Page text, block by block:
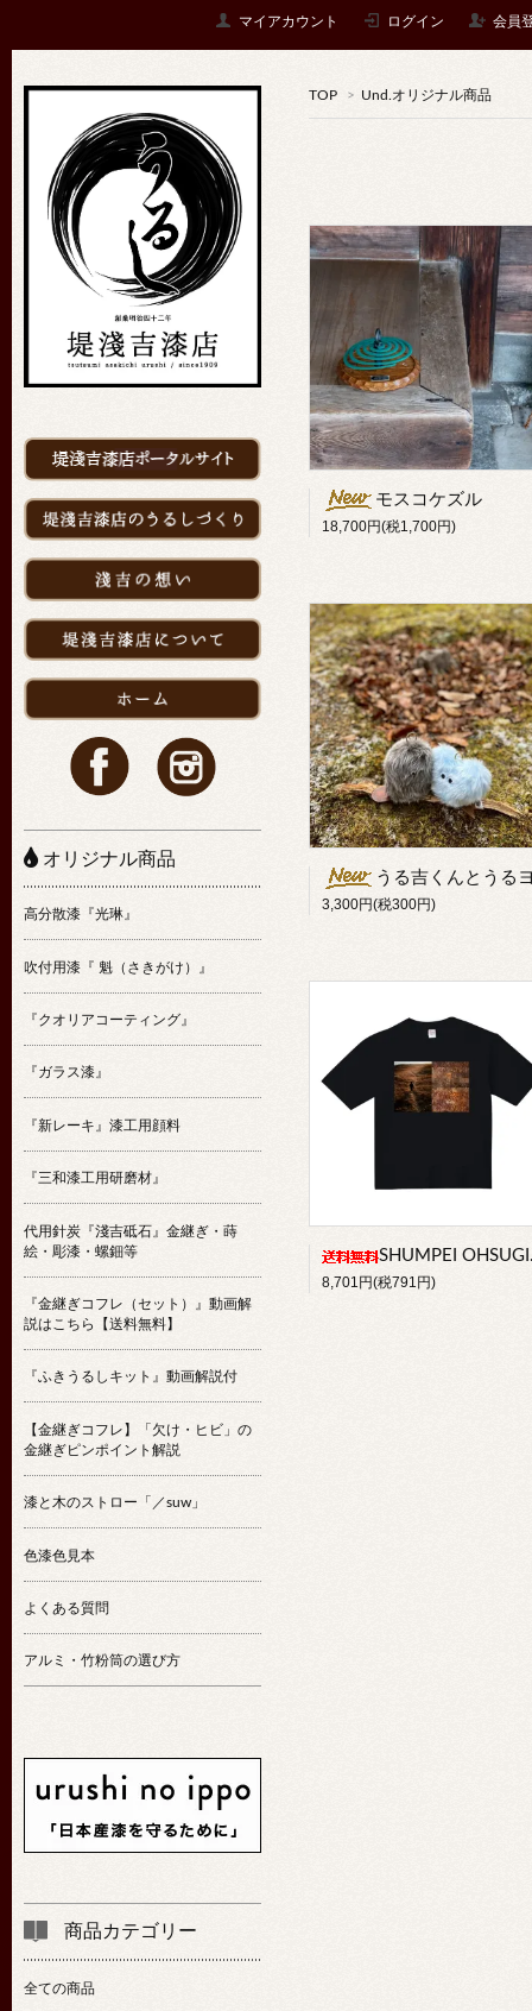
マイアカウント ログイン 会員
TOP > Und.オリジナル商品
モスコケズル
18,700円(税1,700円)
うる吉くんとうるヨネちゃ
3,300円(税300円)
SHUMPEI OHSUGI×Und.Tシャツ(半袖）
8,701円(税791円)
オリジナル商品
高分散漆『光琳』
吹付用漆『 魁（さきがけ）』
『クオリアコーティング』
『ガラス漆』
『新レーキ』漆工用顔料
『三和漆工用研磨材』
代用針炭『淺吉砥石』金継ぎ・蒔
絵・彫漆・螺鈿等
『金継ぎコフレ（セット）』動画解
説はこちら【送料無料】
『ふきうるしキット』動画解説付
【金継ぎコフレ】「欠け・ヒビ」の
金継ぎピンポイント解説
漆と木のストロー「／suw」
色漆色見本
よくある質問
アルミ・竹粉筒の選び方
商品カテゴリー
全ての商品